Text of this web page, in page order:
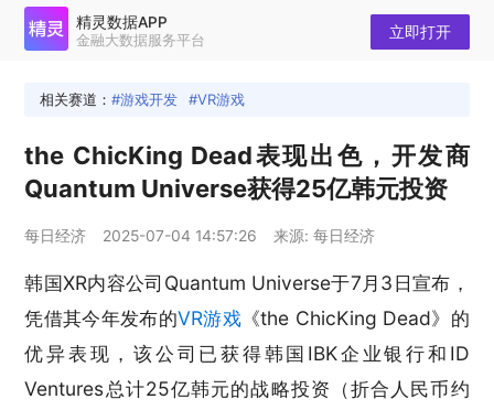
相关赛道： 游戏开发 VR游戏
the ChicKing Dead表现出色，开发商
Quantum Universe获得25亿韩元投资
每日经济 2025-07-04 14:57:26 来源: 每日经济
韩国XR内容公司Quantum Universe于7月3日宣布，
凭借其今年发布的VR游戏《the ChicKing Dead》的
优异表现，该公司已获得韩国IBK企业银行和ID
Ventures总计25亿韩元的战略投资（折合人民币约
精灵数据APP
金融大数据服务平台 立即打开